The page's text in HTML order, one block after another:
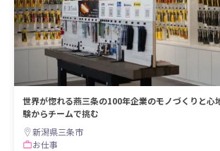
世界が惚れる燕三条の100年企業のモノづくりと心
験からチームで挑む
新潟県三条市
お仕事